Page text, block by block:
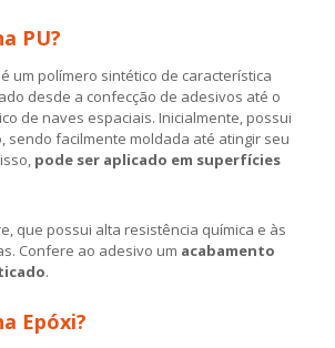
PU?
um polímero sintético de característica
desde a confecção de adesivos até o
de naves espaciais. Inicialmente, possui
sendo facilmente moldada até atingir seu
pode ser aplicado em superfícies
que possui alta resistência química e às
Confere ao adesivo um acabamento
.
Epóxi?